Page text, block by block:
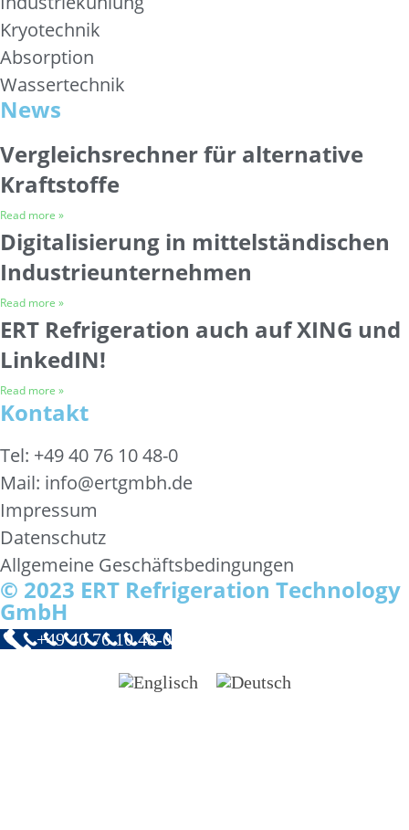
Kryotechnik
Absorption
Wassertechnik
News
Vergleichsrechner für alternative
Kraftstoffe
Read more »
Digitalisierung in mittelständischen
Industrieunternehmen
Read more »
ERT Refrigeration auch auf XING und
LinkedIN!
Read more »
Kontakt
Tel: +49 40 76 10 48-0
Mail: info@ertgmbh.de
Impressum
Datenschutz
Allgemeine Geschäftsbedingungen
© 2023 ERT Refrigeration Technology
GmbH
+49 40 76 10 48-0